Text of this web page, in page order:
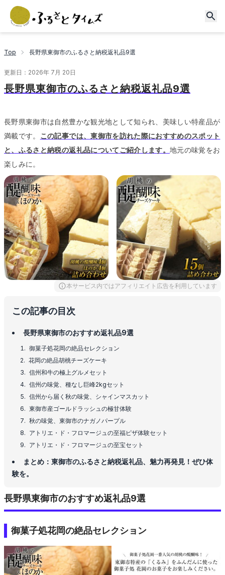
Top 長野県東御市のふるさと納税返礼品9選
更新日： 2026年 7月 20日
長野県東御市のふるさと納税返礼品9選
長野県東御市は自然豊かな観光地として知られ、美味しい特産品が
満載です。 この記事では、東御市を訪れた際におすすめのスポット
と、ふるさと納税の返礼品についてご紹介します。地元の味覚をお
楽しみに。
本サービス内ではアフィリエイト広告を利用しています
この記事の目次
長野県東御市のおすすめ返礼品9選
御菓子処花岡の絶品セレクション
花岡の絶品胡桃チーズケーキ
信州和牛の極上グルメセット
信州の味覚、種なし巨峰2kgセット
信州から届く秋の味覚、シャインマスカット
東御市産ゴールドラッシュの極甘体験
秋の味覚、東御市のナガノパープル
アトリエ・ド・フロマージュの至福ピザ体験セット
アトリエ・ド・フロマージュの至宝セット
まとめ：東御市のふるさと納税返礼品、魅力再発見！ぜひ体
験を。
長野県東御市のおすすめ返礼品9選
御菓子処花岡の絶品セレクション